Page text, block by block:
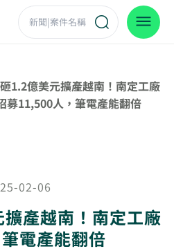
1.2億美元擴產越南！南定工廠
募11,500人，筆電產能翻倍
02-06
產越南！南定工廠
電產能翻倍